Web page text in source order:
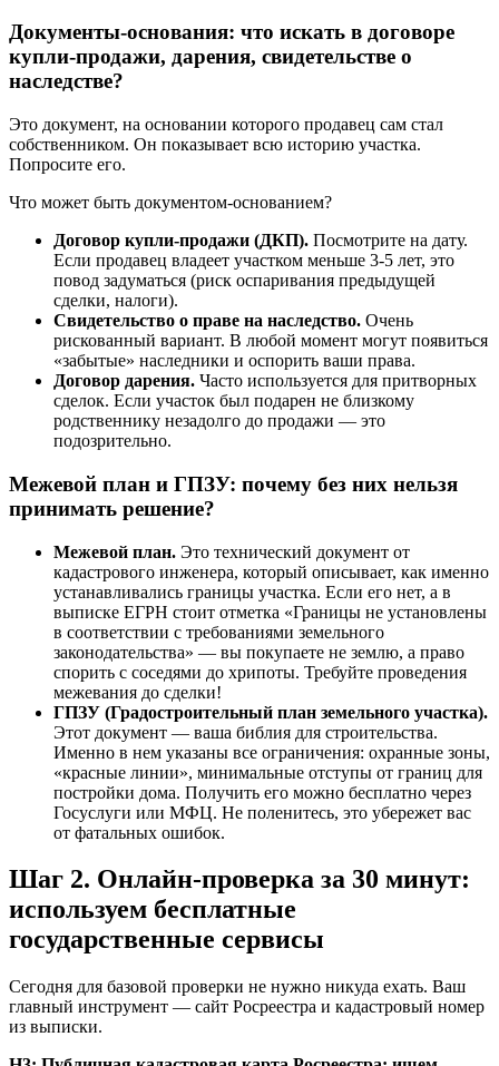
Документы-основания: что искать в договоре
купли-продажи, дарения, свидетельстве о
наследстве?
Это документ, на основании которого продавец сам стал
собственником. Он показывает всю историю участка.
Попросите его.
Что может быть документом-основанием?
Договор купли-продажи (ДКП). Посмотрите на дату.
Если продавец владеет участком меньше 3-5 лет, это
повод задуматься (риск оспаривания предыдущей
сделки, налоги).
Свидетельство о праве на наследство. Очень
рискованный вариант. В любой момент могут появиться
«забытые» наследники и оспорить ваши права.
Договор дарения. Часто используется для притворных
сделок. Если участок был подарен не близкому
родственнику незадолго до продажи — это
подозрительно.
Межевой план и ГПЗУ: почему без них нельзя
принимать решение?
Межевой план. Это технический документ от
кадастрового инженера, который описывает, как именно
устанавливались границы участка. Если его нет, а в
выписке ЕГРН стоит отметка «Границы не установлены
в соответствии с требованиями земельного
законодательства» — вы покупаете не землю, а право
спорить с соседями до хрипоты. Требуйте проведения
межевания до сделки!
ГПЗУ (Градостроительный план земельного участка).
Этот документ — ваша библия для строительства.
Именно в нем указаны все ограничения: охранные зоны,
«красные линии», минимальные отступы от границ для
постройки дома. Получить его можно бесплатно через
Госуслуги или МФЦ. Не поленитесь, это убережет вас
от фатальных ошибок.
Шаг 2. Онлайн-проверка за 30 минут:
используем бесплатные
государственные сервисы
Сегодня для базовой проверки не нужно никуда ехать. Ваш
главный инструмент — сайт Росреестра и кадастровый номер
из выписки.